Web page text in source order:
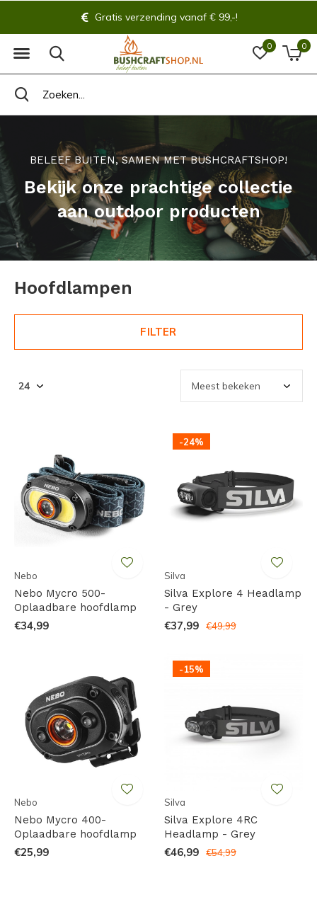
0 0
Gratis verzending vanaf € 99,-!
BELEEF BUITEN, SAMEN MET BUSHCRAFTSHOP!
Bekijk onze prachtige collectie
aan outdoor producten
Hoofdlampen
FILTER
Nebo
Nebo Mycro 500-
Oplaadbare hoofdlamp
€34,99
-24%
Silva
Silva Explore 4 Headlamp
- Grey
€37,99 €49,99
Nebo
Nebo Mycro 400-
Oplaadbare hoofdlamp
€25,99
-15%
Silva
Silva Explore 4RC
Headlamp - Grey
€46,99 €54,99